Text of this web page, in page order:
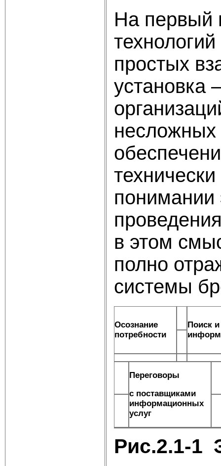
На первый
простых
установка
несложных
понимании
в этом
полно
системы
Осознание
потребности
Поиск
Переговоры
с поставщиками
информационных
услуг
Рис.2.1-1